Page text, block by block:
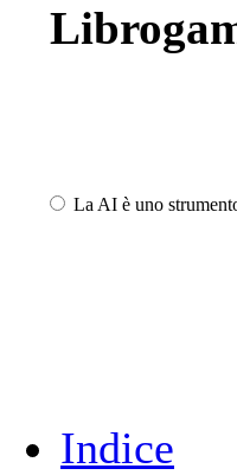
La AI è uno
Indice